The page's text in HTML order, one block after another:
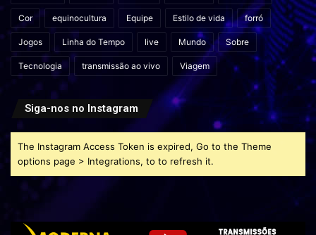
Cor equinocultura Equipe Estilo de vida forró
Jogos Linha do Tempo live Mundo Sobre
Tecnologia transmissão ao vivo Viagem
Siga-nos no Instagram
The Instagram Access Token is expired, Go to the Theme
options page > Integrations, to to refresh it.